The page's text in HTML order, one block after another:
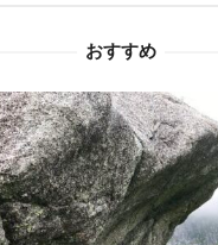
おすすめ